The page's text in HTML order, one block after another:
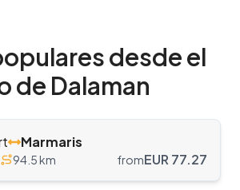
desde el
de Dalaman
Marmaris
94.5km fromEUR 77.27